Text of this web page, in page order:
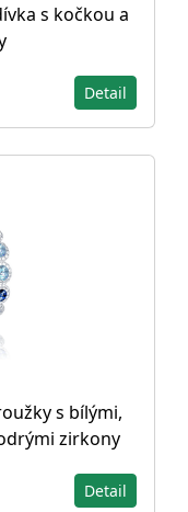
s kočkou a
Detail
s bílými,
zirkony
Detail